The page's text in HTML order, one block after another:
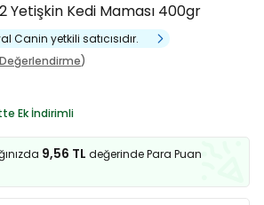
Yetişkin Kedi Maması 400gr
Canin yetkili satıcısıdır.
Ek İndirimli
9,56 TL değerinde Para Puan